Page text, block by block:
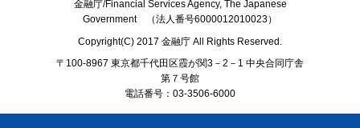
金融庁/Financial Services Agency, The Japanese
Government（法人番号6000012010023）
Copyright(C) 2017 金融庁 All Rights Reserved.
〒100-8967 東京都千代田区霞が関3－2－1 中央合同庁舎
第７号館
電話番号：03-3506-6000